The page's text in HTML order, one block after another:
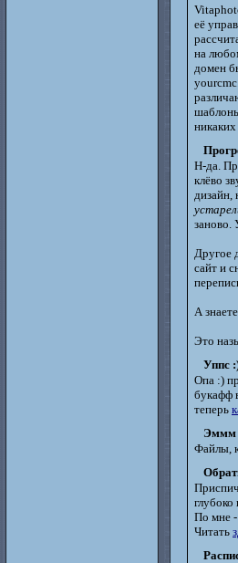
её
на
домен
Н-да.
клёво
дизайн,
заново.
Другое
сайт и
А
Это
Уппс
Опа :)
букафф
теперь
Эммм
Файлы,
По мне
Читать